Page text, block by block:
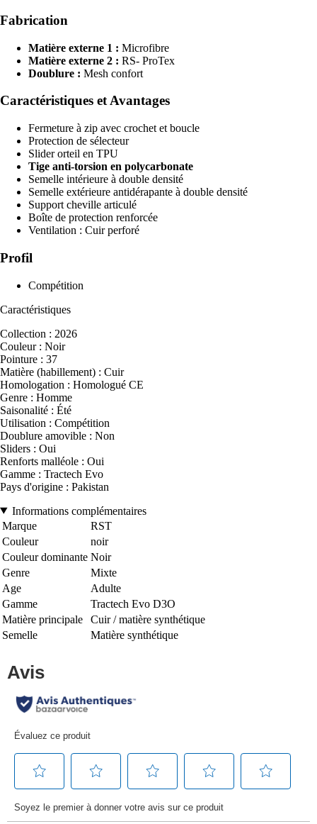
Fabrication
Matière externe 1 : Microfibre
Matière externe 2 : RS- ProTex
Doublure : Mesh confort
Caractéristiques et Avantages
Fermeture à zip avec crochet et boucle
Protection de sélecteur
Slider orteil en TPU
Tige anti-torsion en polycarbonate
Semelle intérieure à double densité
Semelle extérieure antidérapante à double densité
Support cheville articulé
Boîte de protection renforcée
Ventilation : Cuir perforé
Profil
Compétition
Caractéristiques
Collection : 2026
Couleur : Noir
Pointure : 37
Matière (habillement) : Cuir
Homologation : Homologué CE
Genre : Homme
Saisonalité : Été
Utilisation : Compétition
Doublure amovible : Non
Sliders : Oui
Renforts malléole : Oui
Gamme : Tractech Evo
Pays d'origine : Pakistan
Informations complémentaires
Marque
RST
Couleur
noir
Couleur dominante Noir
Genre
Mixte
Age
Adulte
Gamme
Tractech Evo D3O
Matière principale
Cuir / matière synthétique
Semelle
Matière synthétique